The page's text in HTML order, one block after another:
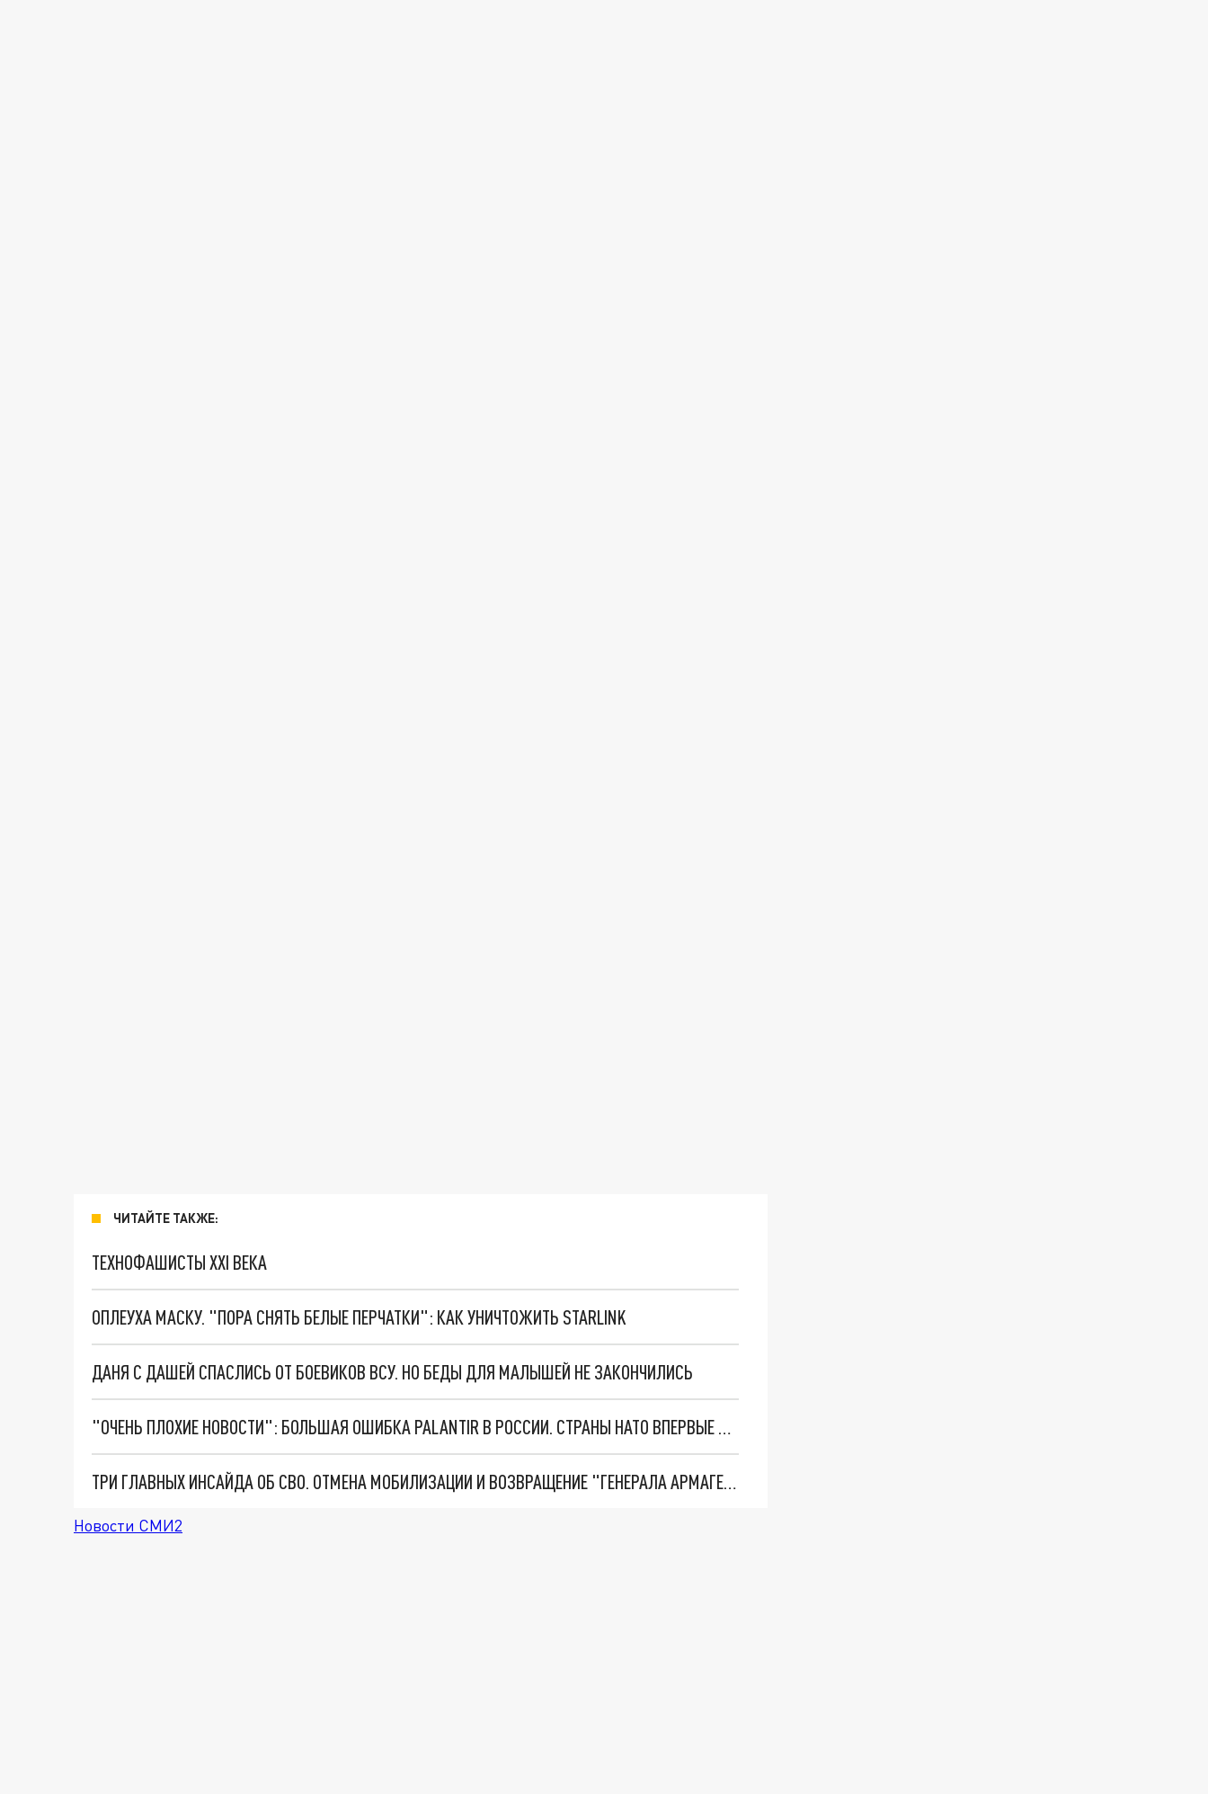
ЧИТАЙТЕ ТАКЖЕ:
ТЕХНОФАШИСТЫ XXI ВЕКА
ОПЛЕУХА МАСКУ. "ПОРА СНЯТЬ БЕЛЫЕ ПЕРЧАТКИ": КАК УНИЧТОЖИТЬ STARLINK
ДАНЯ С ДАШЕЙ СПАСЛИСЬ ОТ БОЕВИКОВ ВСУ. НО БЕДЫ ДЛЯ МАЛЫШЕЙ НЕ ЗАКОНЧИЛИСЬ
"ОЧЕНЬ ПЛОХИЕ НОВОСТИ": БОЛЬШАЯ ОШИБКА PALANTIR В РОССИИ. СТРАНЫ НАТО ВПЕРВЫЕ ЗА СВО ОСТАНОВИЛИ ПОСТАВКИ ОРУЖИЯ. ВСУ ТЕРЯЮТ ПРИГРАНИЧЬЕ?
ТРИ ГЛАВНЫХ ИНСАЙДА ОБ СВО. ОТМЕНА МОБИЛИЗАЦИИ И ВОЗВРАЩЕНИЕ "ГЕНЕРАЛА АРМАГЕДДОНА"? ОТЛИЧНЫЕ НОВОСТИ, КОТОРЫЕ ЖДАЛИ ВСЕ
Новости СМИ2